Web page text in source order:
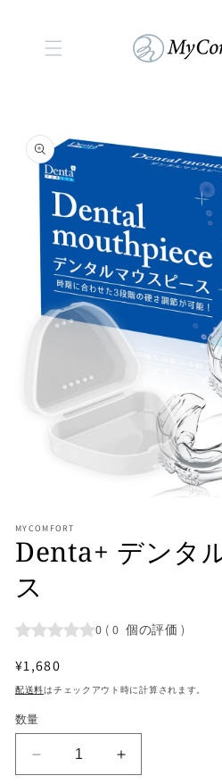
商品情報にスキップ
メ
デ
ア
を
く
MYCOMFORT
Denta+ デンタ
ス
0 ( 0 個の評価 )
通
常
格
¥1,680
配送料はチェックアウト時に計算されます。
数量
Denta+
Denta+